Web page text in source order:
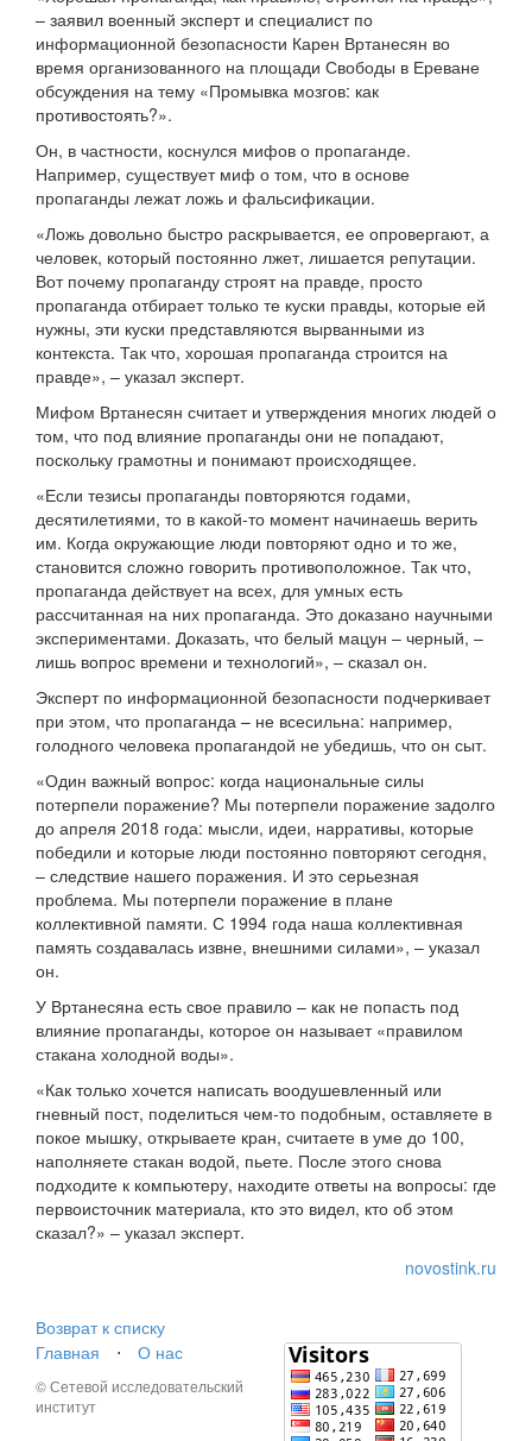
– заявил военный эксперт и специалист по
информационной безопасности Карен Вртанесян во
время организованного на площади Свободы в Ереване
обсуждения на тему «Промывка мозгов: как
противостоять?».
Он, в частности, коснулся мифов о пропаганде.
Например, существует миф о том, что в основе
пропаганды лежат ложь и фальсификации.
«Ложь довольно быстро раскрывается, ее опровергают, а
человек, который постоянно лжет, лишается репутации.
Вот почему пропаганду строят на правде, просто
пропаганда отбирает только те куски правды, которые ей
нужны, эти куски представляются вырванными из
контекста. Так что, хорошая пропаганда строится на
правде», – указал эксперт.
Мифом Вртанесян считает и утверждения многих людей о
том, что под влияние пропаганды они не попадают,
поскольку грамотны и понимают происходящее.
«Если тезисы пропаганды повторяются годами,
десятилетиями, то в какой-то момент начинаешь верить
им. Когда окружающие люди повторяют одно и то же,
становится сложно говорить противоположное. Так что,
пропаганда действует на всех, для умных есть
рассчитанная на них пропаганда. Это доказано научными
экспериментами. Доказать, что белый мацун – черный, –
лишь вопрос времени и технологий», – сказал он.
Эксперт по информационной безопасности подчеркивает
при этом, что пропаганда – не всесильна: например,
голодного человека пропагандой не убедишь, что он сыт.
«Один важный вопрос: когда национальные силы
потерпели поражение? Мы потерпели поражение задолго
до апреля 2018 года: мысли, идеи, нарративы, которые
победили и которые люди постоянно повторяют сегодня,
– следствие нашего поражения. И это серьезная
проблема. Мы потерпели поражение в плане
коллективной памяти. С 1994 года наша коллективная
память создавалась извне, внешними силами», – указал
он.
У Вртанесяна есть свое правило – как не попасть под
влияние пропаганды, которое он называет «правилом
стакана холодной воды».
«Как только хочется написать воодушевленный или
гневный пост, поделиться чем-то подобным, оставляете в
покое мышку, открываете кран, считаете в уме до 100,
наполняете стакан водой, пьете. После этого снова
подходите к компьютеру, находите ответы на вопросы: где
первоисточник материала, кто это видел, кто об этом
сказал?» – указал эксперт.
novostink.ru
Возврат к списку
Главная
⋅ О нас
© Сетевой исследовательский
институт